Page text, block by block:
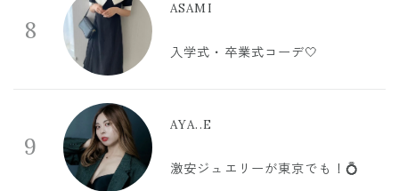
8
ASAMI
入学式・卒業式コーデ🤍
9
AYA..E
激安ジュエリーが東京でも！💍